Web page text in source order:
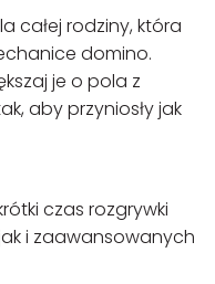
całej rodziny, która
domino.
je o pola z
aby przyniosły jak
czas rozgrywki
i zaawansowanych